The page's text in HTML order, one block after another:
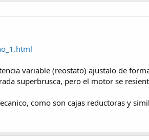
variable (reostato) ajustalo de
superbrusca, pero el motor se
como son cajas reductoras y